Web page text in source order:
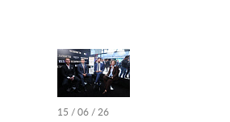
15 / 06 / 26